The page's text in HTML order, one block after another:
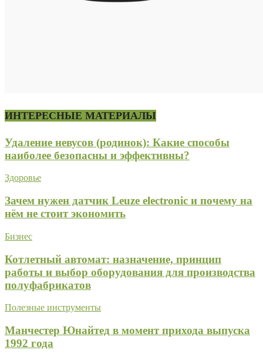
ИНТЕРЕСНЫЕ МАТЕРИАЛЫ
Удаление невусов (родинок): Какие способы
наиболее безопасны и эффективны?
Здоровье
Зачем нужен датчик Leuze electronic и почему на
нём не стоит экономить
Бизнес
Котлетный автомат: назначение, принцип
работы и выбор оборудования для производства
полуфабрикатов
Полезные инструменты
Манчестер Юнайтед в момент прихода выпуска
1992 года